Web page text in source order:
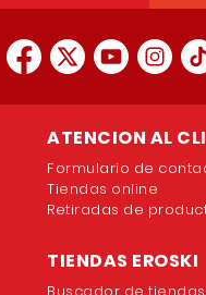
ATENCION AL
Formulario de
Tiendas online
Retiradas de
TIENDAS EROSKI